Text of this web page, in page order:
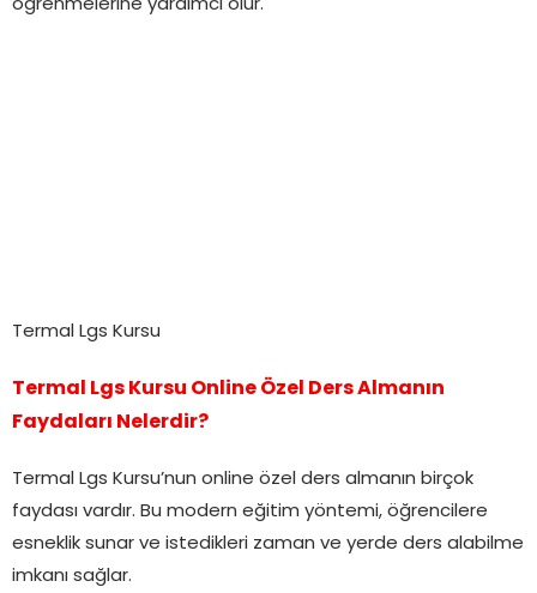
öğrenmelerine yardımcı olur.
Termal Lgs Kursu
Termal Lgs Kursu Online Özel Ders Almanın
Faydaları Nelerdir?
Termal Lgs Kursu’nun online özel ders almanın birçok
faydası vardır. Bu modern eğitim yöntemi, öğrencilere
esneklik sunar ve istedikleri zaman ve yerde ders alabilme
imkanı sağlar.